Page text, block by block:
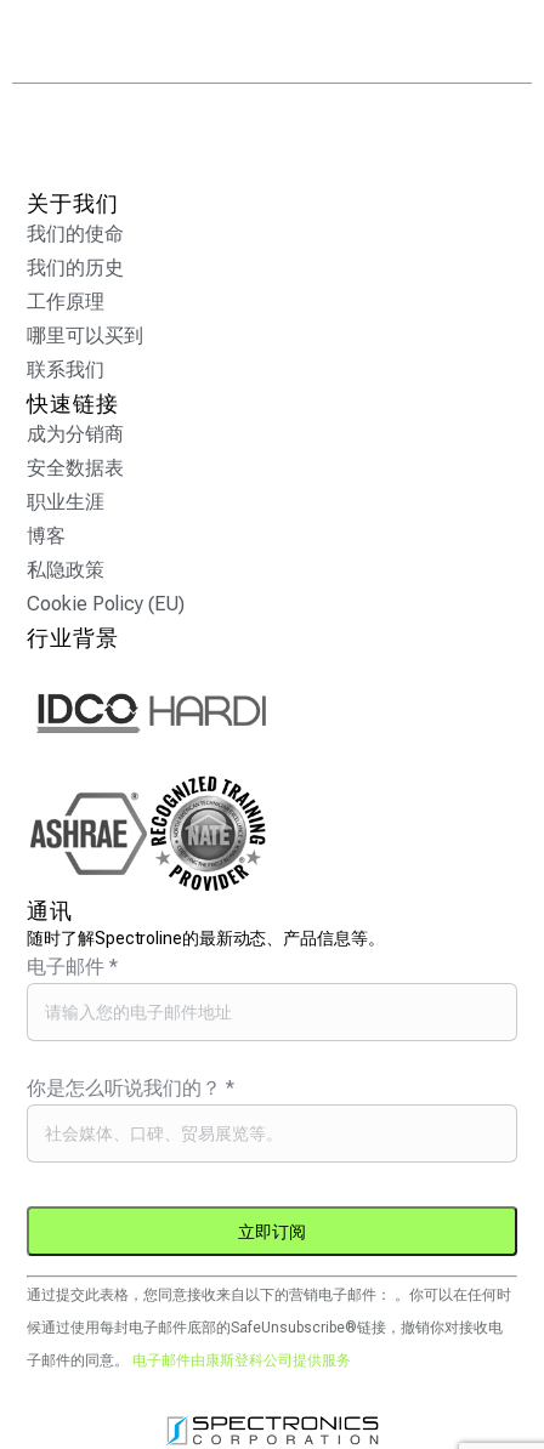
关于我们
我们的使命
我们的历史
工作原理
哪里可以买到
联系我们
快速链接
成为分销商
安全数据表
职业生涯
博客
私隐政策
Cookie Policy (EU)
行业背景
通讯
随时了解Spectroline的最新动态、产品信息等。
电子邮件*
你是怎么听说我们的？*
Constant
Contact
的
通过提交此表格，您同意接收来自以下的营销电子邮件： 。你可以在任何时
候通过使用每封电子邮件底部的SafeUnsubscribe®链接，撤销你对接收电
子邮件的同意。 电子邮件由康斯登科公司提供服务